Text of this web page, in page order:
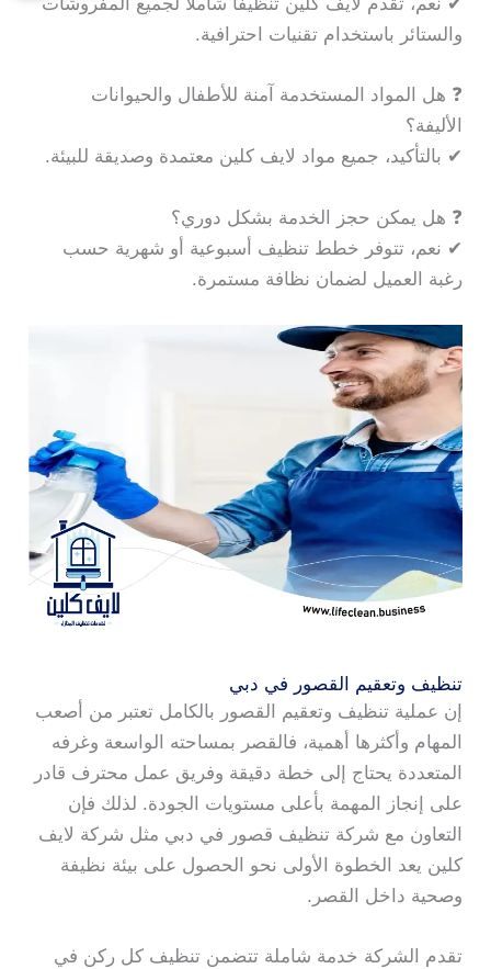
والستائر باستخدام تقنيات احترافية.
❓ هل المواد المستخدمة آمنة للأطفال والحيوانات
الأليفة؟
✔ بالتأكيد، جميع مواد لايف كلين معتمدة وصديقة للبيئة.
❓ هل يمكن حجز الخدمة بشكل دوري؟
✔ نعم، تتوفر خطط تنظيف أسبوعية أو شهرية حسب
رغبة العميل لضمان نظافة مستمرة.
تنظيف وتعقيم القصور في دبي
إن عملية تنظيف وتعقيم القصور بالكامل تعتبر من أصعب
المهام وأكثرها أهمية، فالقصر بمساحته الواسعة وغرفه
المتعددة يحتاج إلى خطة دقيقة وفريق عمل محترف قادر
على إنجاز المهمة بأعلى مستويات الجودة. لذلك فإن
التعاون مع شركة تنظيف قصور في دبي مثل شركة لايف
كلين يعد الخطوة الأولى نحو الحصول على بيئة نظيفة
وصحية داخل القصر.
تقدم الشركة خدمة شاملة تتضمن تنظيف كل ركن في